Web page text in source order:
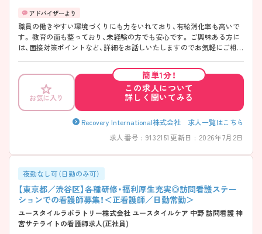
職員の働きやすい環境づくりにも力をいれており、有給消化率も高いで
す。 教育の面も整っており、未経験の方でも安心です。 ご興味ある方に
は、面接対策ポイントなど、詳細をお話しいたしますのでお気軽にご相談
お気に入り
簡単1分！
この求人について
詳しく聞いてみる
Recovery International株式会社 求人一覧はこちら
求人番号 : 9132151 更新日 : 2026年7月2日
夜勤なし可（日勤のみ可）
【東京都／渋谷区】各種研修・福利厚生充実◎訪問看護ステー
ションでの看護師募集！＜正看護師／日勤常勤＞
ユースタイルラボラトリー株式会社 ユースタイルケア 中野 訪問看護 神
宮サテライトの看護師求人(正社員)